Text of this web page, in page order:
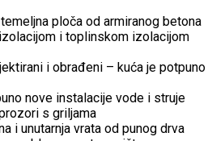
ploča od armiranog betona
i toplinskom izolacijom
i obrađeni – kuća je potpuno
nove instalacije vode i struje
s griljama
i unutarnja vrata od punog drva